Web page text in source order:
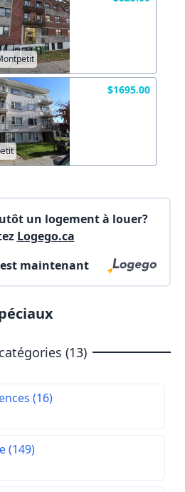
$1695.00
un logement à louer?
Logego.ca
est maintenant
(13)
(16)
(149)